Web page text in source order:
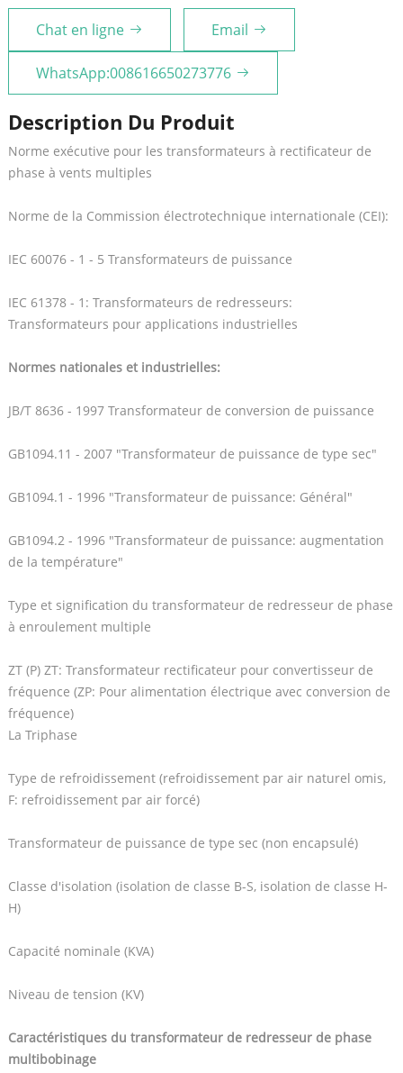
Chat en ligne Email
WhatsApp:008616650273776
Description Du Produit
Norme exécutive pour les transformateurs à rectificateur de
phase à vents multiples
Norme de la Commission électrotechnique internationale (CEI):
IEC 60076 - 1 - 5 Transformateurs de puissance
IEC 61378 - 1: Transformateurs de redresseurs:
Transformateurs pour applications industrielles
Normes nationales et industrielles:
JB/T 8636 - 1997 Transformateur de conversion de puissance
GB1094.11 - 2007 "Transformateur de puissance de type sec"
GB1094.1 - 1996 "Transformateur de puissance: Général"
GB1094.2 - 1996 "Transformateur de puissance: augmentation
de la température"
Type et signification du transformateur de redresseur de phase
à enroulement multiple
ZT (P) ZT: Transformateur rectificateur pour convertisseur de
fréquence (ZP: Pour alimentation électrique avec conversion de
fréquence)
La Triphase
Type de refroidissement (refroidissement par air naturel omis,
F: refroidissement par air forcé)
Transformateur de puissance de type sec (non encapsulé)
Classe d'isolation (isolation de classe B-S, isolation de classe H-
H)
Capacité nominale (KVA)
Niveau de tension (KV)
Caractéristiques du transformateur de redresseur de phase
multibobinage